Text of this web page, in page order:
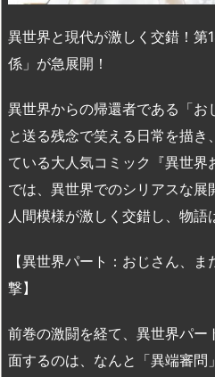
異世界と現代が激しく交錯！第
係」が急展開！
異世界からの帰還者である「お
と送る残念で笑える日常を描
ている大人気コミック『異世界
では、異世界でのシリアスな展
人間模様が激しく交錯し、物語
【異世界パート：おじさん、
撃】
前巻の激闘を経て、異世界パー
面するのは、なんと「異端審問